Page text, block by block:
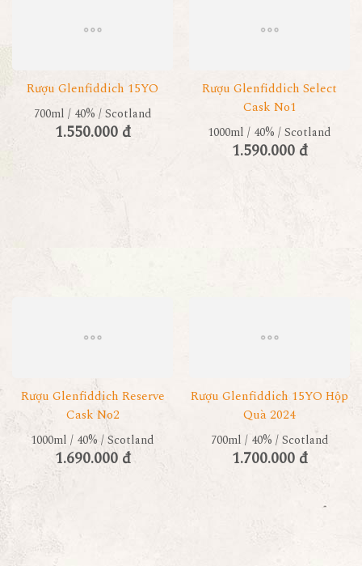
Rượu Glenfiddich 15YO
700ml / 40% / Scotland
1.550.000 đ
Rượu Glenfiddich Select
Cask No1
1000ml / 40% / Scotland
1.590.000 đ
Rượu Glenfiddich Reserve
Cask No2
1000ml / 40% / Scotland
1.690.000 đ
Rượu Glenfiddich 15YO Hộp
Quà 2024
700ml / 40% / Scotland
1.700.000 đ